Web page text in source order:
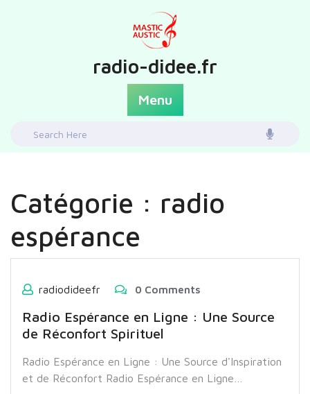
radio-didee.fr
Menu
Search
Catégorie : radio
espérance
radiodideefr 0 Comments
Radio Espérance en Ligne : Une Source
de Réconfort Spirituel
Radio Espérance en Ligne : Une Source d'Inspiration
et de Réconfort Radio Espérance en Ligne…